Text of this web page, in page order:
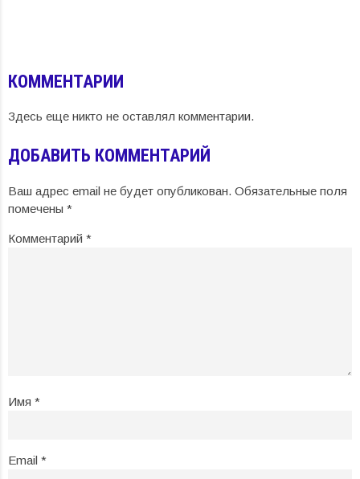
КОММЕНТАРИИ
Здесь еще никто не оставлял комментарии.
ДОБАВИТЬ КОММЕНТАРИЙ
Ваш адрес email не будет опубликован. Обязательные поля
помечены *
Комментарий *
Имя *
Email *